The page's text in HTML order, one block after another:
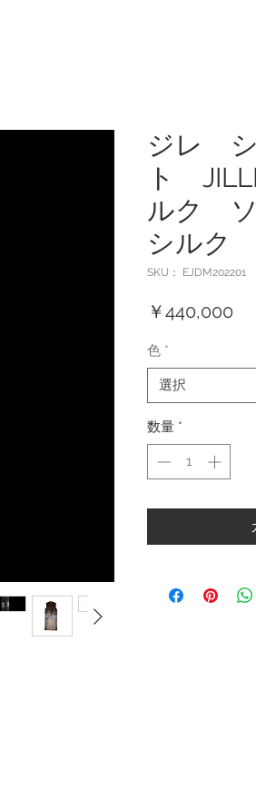
ジレ
ト
ルク ソ
シルク
SKU： EJDM202201
￥440,000
色 *
選択
数量 *